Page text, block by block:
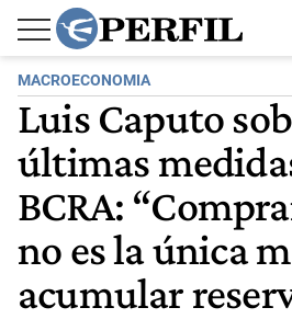
MACROECONOMIA
Luis Caputo
últimas
BCRA:
no es la única
acumular